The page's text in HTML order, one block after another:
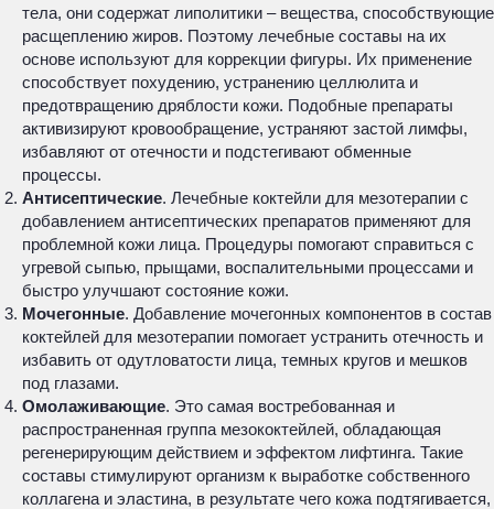
тела, они содержат липолитики – вещества, способствующие
расщеплению жиров. Поэтому лечебные составы на их
основе используют для коррекции фигуры. Их применение
способствует похудению, устранению целлюлита и
предотвращению дряблости кожи. Подобные препараты
активизируют кровообращение, устраняют застой лимфы,
избавляют от отечности и подстегивают обменные
процессы.
Антисептические. Лечебные коктейли для мезотерапии с
добавлением антисептических препаратов применяют для
проблемной кожи лица. Процедуры помогают справиться с
угревой сыпью, прыщами, воспалительными процессами и
быстро улучшают состояние кожи.
Мочегонные. Добавление мочегонных компонентов в состав
коктейлей для мезотерапии помогает устранить отечность и
избавить от одутловатости лица, темных кругов и мешков
под глазами.
Омолаживающие. Это самая востребованная и
распространенная группа мезококтейлей, обладающая
регенерирующим действием и эффектом лифтинга. Такие
составы стимулируют организм к выработке собственного
коллагена и эластина, в результате чего кожа подтягивается,